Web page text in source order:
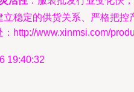
稳定的供货关系、严格把
http://www.xinmsi.com/
19:40:32